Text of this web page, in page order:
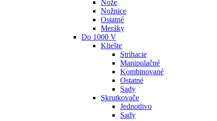
Nože
Nožnice
Ostatné
Meráky
Do 1000 V
Kliešte
Strihacie
Manipulačné
Kombinované
Ostatné
Sady
Skrutkovače
Jednotlivo
Sady